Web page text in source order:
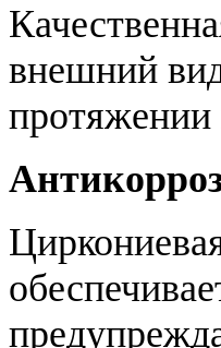
внешний
протяжении